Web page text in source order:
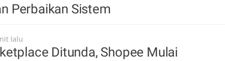
Perbaikan Sistem
lalu
Ditunda, Shopee Mulai